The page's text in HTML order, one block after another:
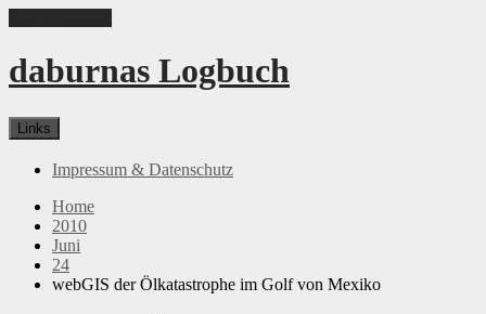
daburnas Logbuch
Links
Impressum & Datenschutz
Home
2010
Juni
24
webGIS der Ölkatastrophe im Golf von Mexiko